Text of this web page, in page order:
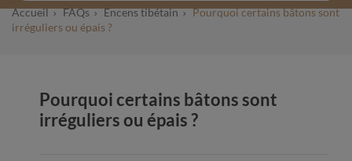
Accueil FAQs Encens tibétain
Pourquoi certains bâtons sont
irréguliers ou épais ?
Pourquoi certains bâtons sont
irréguliers ou épais ?